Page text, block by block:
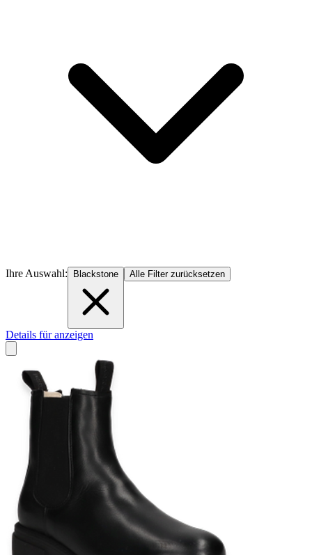
Ihre Auswahl: Blackstone Alle Filter zurücksetzen
Details für anzeigen